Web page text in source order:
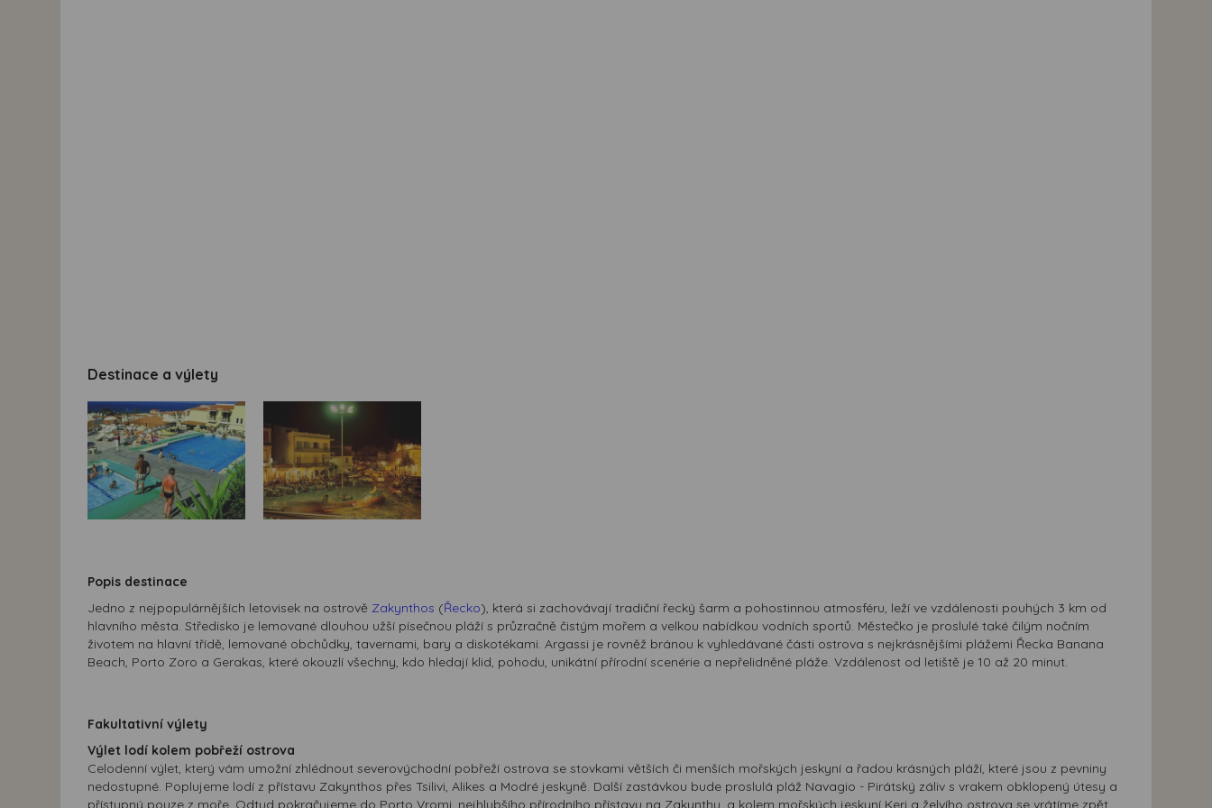
Destinace a výlety
Popis destinace
Jedno z nejpopulárnějších letovisek na ostrově Zakynthos (Řecko), která si zachovávají tradiční řecký šarm a pohostinnou atmosféru, leží ve vzdálenosti pouhých 3 km od
hlavního města. Středisko je lemované dlouhou užší písečnou pláží s průzračně čistým mořem a velkou nabídkou vodních sportů. Městečko je proslulé také čilým nočním
životem na hlavní třídě, lemované obchůdky, tavernami, bary a diskotékami. Argassi je rovněž bránou k vyhledávané části ostrova s nejkrásnějšími plážemi Řecka Banana
Beach, Porto Zoro a Gerakas, které okouzlí všechny, kdo hledají klid, pohodu, unikátní přírodní scenérie a nepřelidněné pláže. Vzdálenost od letiště je 10 až 20 minut.
Fakultativní výlety
Výlet lodí kolem pobřeží ostrova
Celodenní výlet, který vám umožní zhlédnout severovýchodní pobřeží ostrova se stovkami větších či menších mořských jeskyní a řadou krásných pláží, které jsou z pevniny
nedostupné. Poplujeme lodí z přístavu Zakynthos přes Tsilivi, Alikes a Modré jeskyně. Další zastávkou bude proslulá pláž Navagio - Pirátský záliv s vrakem obklopený útesy a
přístupný pouze z moře. Odtud pokračujeme do Porto Vromi, nejhlubšího přírodního přístavu na Zakynthu, a kolem mořských jeskyní Keri a želvího ostrova se vrátíme zpět